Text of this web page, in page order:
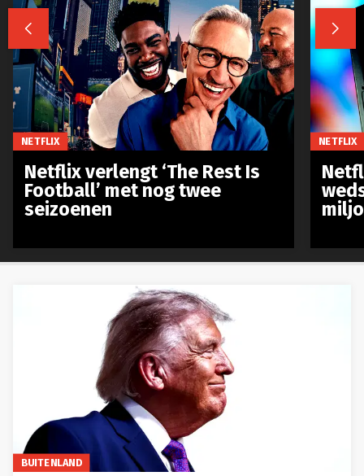
BUITENLAND
 
NETFLIX
Netflix verlengt ‘The Rest Is
Football’ met nog twee
seizoenen
NETFLIX